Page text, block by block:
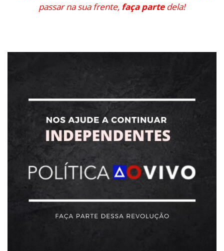
passar na sua frente, faça partedela!